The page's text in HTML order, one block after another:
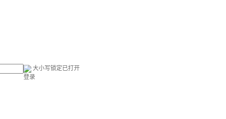
大小写锁定已打开
登录